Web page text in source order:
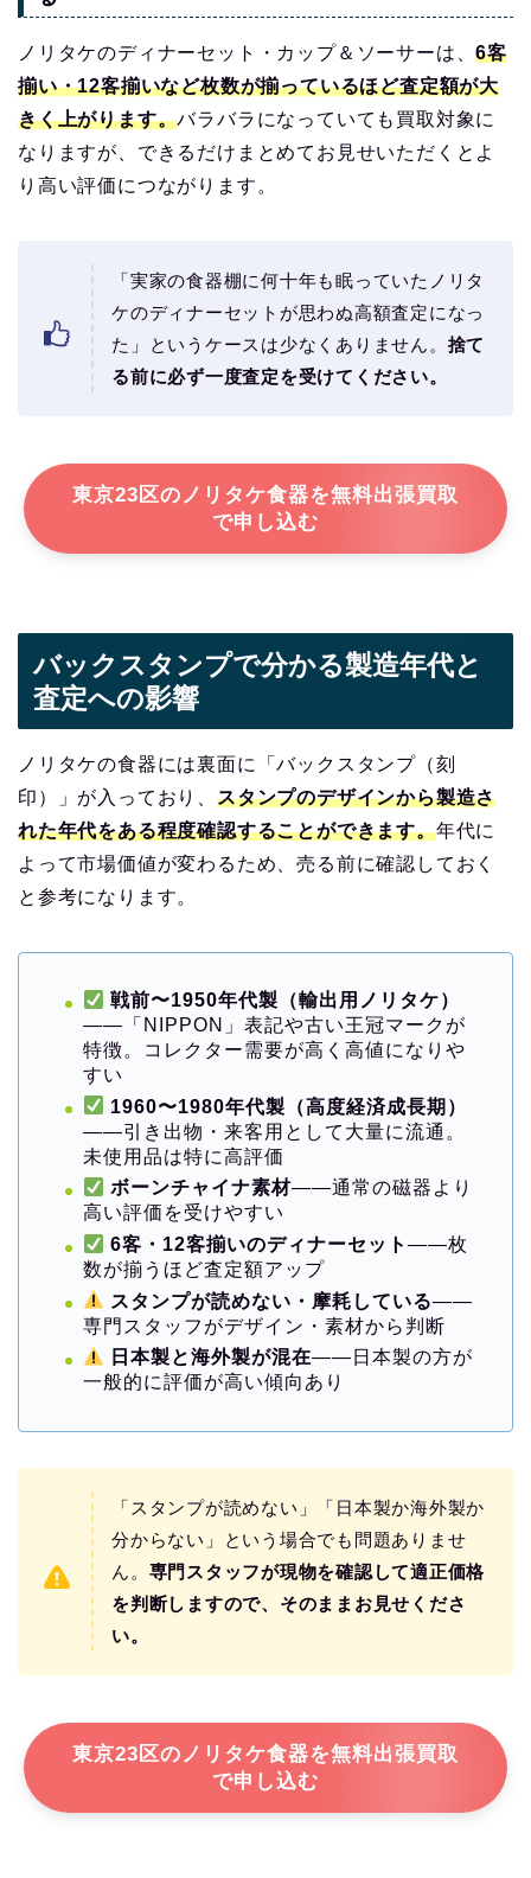
ノリタケのディナーセット・カップ＆ソーサーは、6客
揃い・12客揃いなど枚数が揃っているほど査定額が大
きく上がります。バラバラになっていても買取対象に
なりますが、できるだけまとめてお見せいただくとよ
り高い評価につながります。
「実家の食器棚に何十年も眠っていたノリタ
ケのディナーセットが思わぬ高額査定になっ
た」というケースは少なくありません。 捨て
る前に必ず一度査定を受けてください。
東京23区のノリタケ食器を無料出張買取
で申し込む
バックスタンプで分かる製造年代と
査定への影響
ノリタケの食器には裏面に「バックスタンプ（刻
印）」が入っており、 スタンプのデザインから製造さ
れた年代をある程度確認することができます。年代に
よって市場価値が変わるため、売る前に確認しておく
と参考になります。
戦前〜1950年代製（輸出用ノリタケ）
——「NIPPON」表記や古い王冠マークが
特徴。コレクター需要が高く高値になりや
すい
1960〜1980年代製（高度経済成長期）
——引き出物・来客用として大量に流通。
未使用品は特に高評価
ボーンチャイナ素材——通常の磁器より
高い評価を受けやすい
6客・12客揃いのディナーセット——枚
数が揃うほど査定額アップ
スタンプが読めない・摩耗している——
専門スタッフがデザイン・素材から判断
日本製と海外製が混在——日本製の方が
一般的に評価が高い傾向あり
「スタンプが読めない」「日本製か海外製か
分からない」という場合でも問題ありませ
ん。 専門スタッフが現物を確認して適正価格
を判断しますので、そのままお見せくださ
い。
東京23区のノリタケ食器を無料出張買取
で申し込む